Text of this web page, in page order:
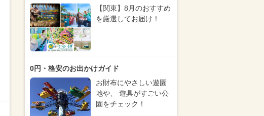
【関東】8月のおすすめ
を厳選してお届け！
0円・格安のお出かけガイド
お財布にやさしい遊園
地や、 遊具がすごい公
園をチェック！